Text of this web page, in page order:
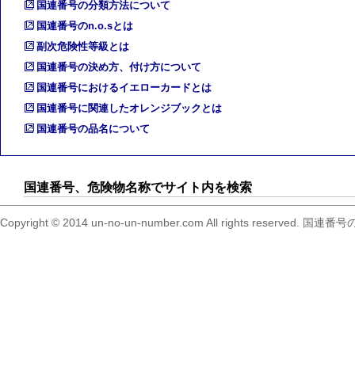
国連番号の分類方法について
国連番号のn.o.sとは
副次危険性等級とは
国連番号の決め方、付け方について
国連番号におけるイエローカードとは
国連番号に関連したオレンジブックとは
国連番号の品名について
国連番号、危険物名称でサイト内を検索
Copyright © 2014 un-no-un-number.com All rights reserved. 国連番号